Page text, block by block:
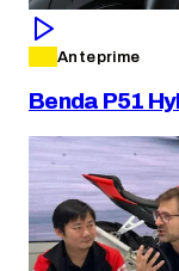
Anteprime
Benda P51